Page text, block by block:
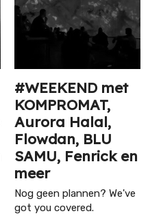
#WEEKEND met
KOMPROMAT,
Aurora Halal,
Flowdan, BLU
SAMU, Fenrick en
meer
Nog geen plannen? We've
got you covered.